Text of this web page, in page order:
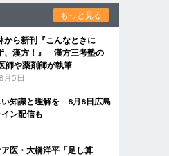
もっと見る
から新刊『こんなときに
、漢方！』 漢方三考塾の
師や薬剤師が執筆
月5日
い知識と理解を 8月8日広島
ン配信も
ア医・大橋洋平「足し算